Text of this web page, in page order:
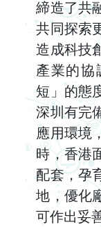
締造了共
共同探索
造成科技
產業的協
短」的態
深圳有完
應用環境
時，香港
配套，孕
地，優化
可作出妥